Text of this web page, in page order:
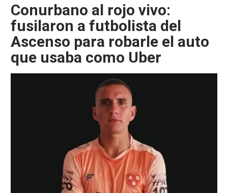
Conurbano al rojo vivo:
fusilaron a futbolista del
Ascenso para robarle el auto
que usaba como Uber